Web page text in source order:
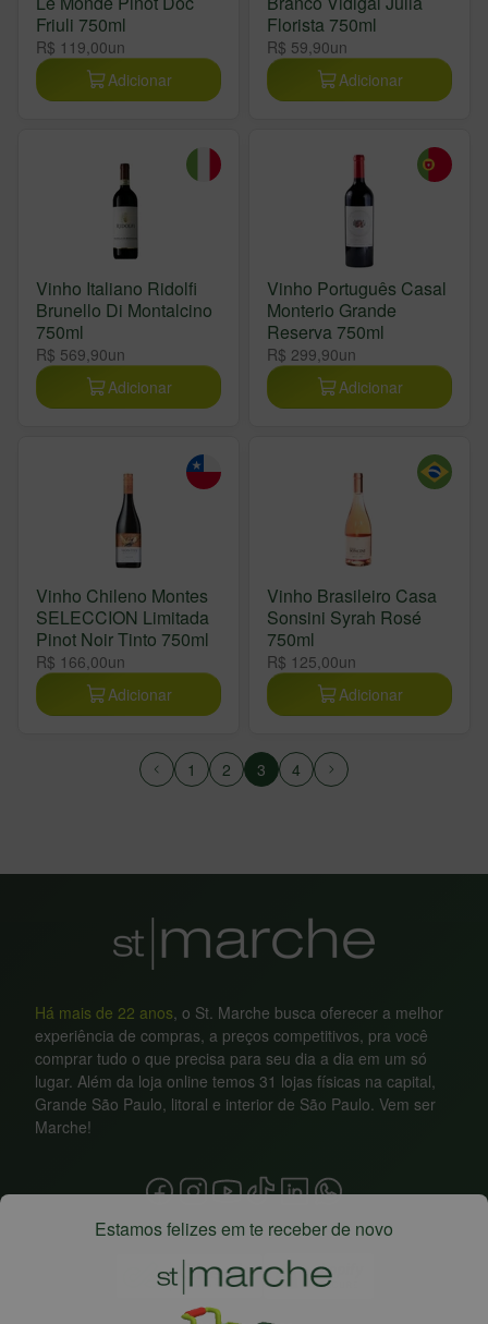
Friuli 750ml
R$ 119,00un
Adicionar
Florista 750ml
R$ 59,90un
Adicionar
Vinho Italiano Ridolfi
Brunello Di Montalcino
750ml
R$ 569,90un
Adicionar
Vinho Português Casal
Monterio Grande
Reserva 750ml
R$ 299,90un
Adicionar
Vinho Chileno Montes
SELECCION Limitada
Pinot Noir Tinto 750ml
R$ 166,00un
Adicionar
Vinho Brasileiro Casa
Sonsini Syrah Rosé
750ml
R$ 125,00un
Adicionar
1 2 3 4
Há mais de 22 anos , o St. Marche busca oferecer a melhor
experiência de compras, a preços competitivos, pra você
comprar tudo o que precisa para seu dia a dia em um só
lugar. Além da loja online temos 31 lojas físicas na capital,
Grande São Paulo, litoral e interior de São Paulo. Vem ser
Marche!
Estamos felizes em te receber de novo